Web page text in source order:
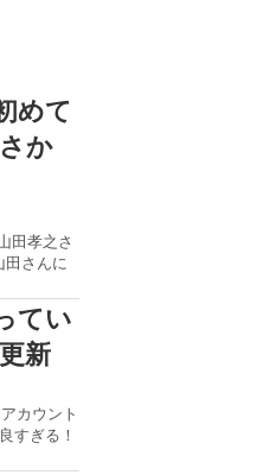
めて
か
田孝之さ
田さんに
てい
新
カウント
すぎる！